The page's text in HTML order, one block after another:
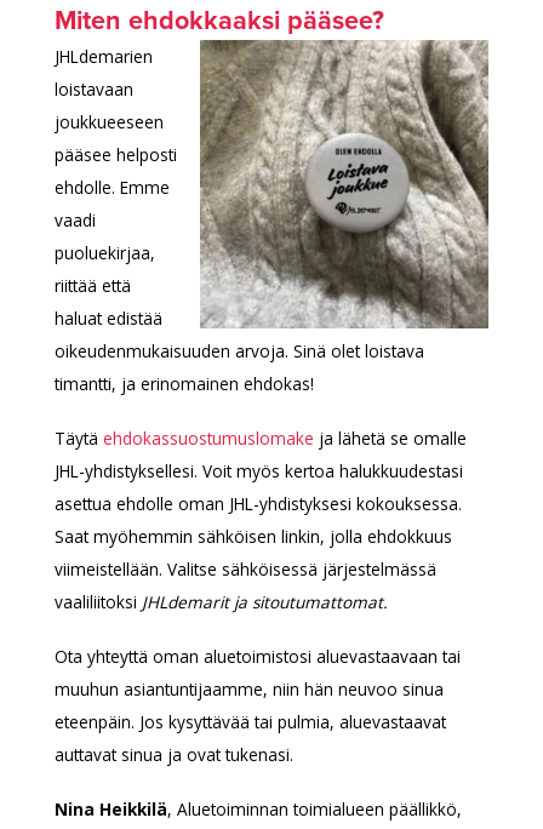
Miten ehdokkaaksi pääsee?
JHLdemarien
loistavaan
joukkueeseen
pääsee helposti
ehdolle. Emme
vaadi
puoluekirjaa,
riittää että
haluat edistää
oikeudenmukaisuuden arvoja. Sinä olet loistava
timantti, ja erinomainen ehdokas!
Täytä ehdokassuostumuslomake ja lähetä se omalle
JHL-yhdistyksellesi. Voit myös kertoa halukkuudestasi
asettua ehdolle oman JHL-yhdistyksesi kokouksessa.
Saat myöhemmin sähköisen linkin, jolla ehdokkuus
viimeistellään. Valitse sähköisessä järjestelmässä
vaaliliitoksi JHLdemarit ja sitoutumattomat.
Ota yhteyttä oman aluetoimistosi aluevastaavaan tai
muuhun asiantuntijaamme, niin hän neuvoo sinua
eteenpäin. Jos kysyttävää tai pulmia, aluevastaavat
auttavat sinua ja ovat tukenasi.
Nina Heikkilä, Aluetoiminnan toimialueen päällikkö,